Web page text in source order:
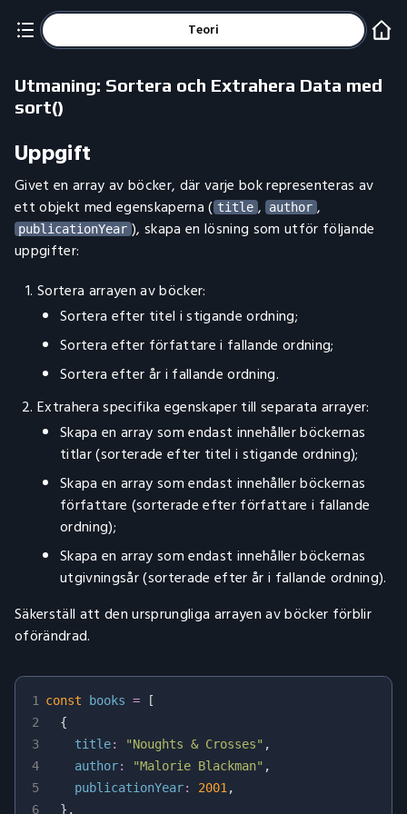
Teori
Utmaning: Sortera och Extrahera Data med
sort()
Uppgift
Givet en array av böcker, där varje bok representeras av
ett objekt med egenskaperna ( title , author ,
publicationYear ), skapa en lösning som utför följande
uppgifter:
Sortera arrayen av böcker:
Sortera efter titel i stigande ordning;
Sortera efter författare i fallande ordning;
Sortera efter år i fallande ordning.
Extrahera specifika egenskaper till separata arrayer:
Skapa en array som endast innehåller böckernas
titlar (sorterade efter titel i stigande ordning);
Skapa en array som endast innehåller böckernas
författare (sorterade efter författare i fallande
ordning);
Skapa en array som endast innehåller böckernas
utgivningsår (sorterade efter år i fallande ordning).
Säkerställ att den ursprungliga arrayen av böcker förblir
oförändrad.
1
2
3
4
5
6
const books =
[
{
title: "Noughts & Crosses" ,
author: "Malorie Blackman" ,
publicationYear: 2001 ,
} ,